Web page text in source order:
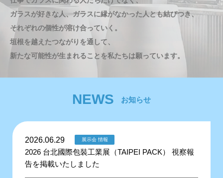
ガラスが好きな人、ガラスに縁がなかった人とも結びつき、
それぞれの個性が溶け合っていく。
垣根を越えたつながりを通して、
新たな可能性が生まれることを私たちは願っています。
ガラスが好きな人、ガラスに縁がなかった人とも結びつき、
それぞれの個性が溶け合っていく。
垣根を越えたつながりを通して、
新たな可能性が生まれることを私たちは願っています。
ガラスが好きな人、ガラスに縁がなかった人とも結びつき、
それぞれの個性が溶け合っていく。
垣根を越えたつながりを通して、
新たな可能性が生まれることを私たちは願っています。
ガラスが好きな人、ガラスに縁がなかった人とも結びつき、
それぞれの個性が溶け合っていく。
垣根を越えたつながりを通して、
新たな可能性が生まれることを私たちは願っています。
ガラスが好きな人、ガラスに縁がなかった人とも結びつき、
それぞれの個性が溶け合っていく。
垣根を越えたつながりを通して、
新たな可能性が生まれることを私たちは願っています。
NEWS お知らせ
2026.06.29 展示会 情報
2026 台北國際包裝工業展（TAIPEI PACK） 視察報
告を掲載いたしました